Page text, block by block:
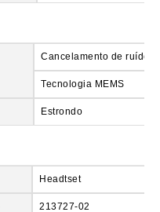
Cancelamento de ruído
Tecnologia MEMS
Estrondo
Headtset
213727-02